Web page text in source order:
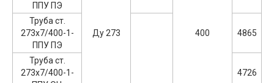
ППУ ПЭ
Ду 273 400
Труба ст.
273х7/400-1-
ППУ ПЭ
4865
Труба ст.
273х7/400-1-
4726